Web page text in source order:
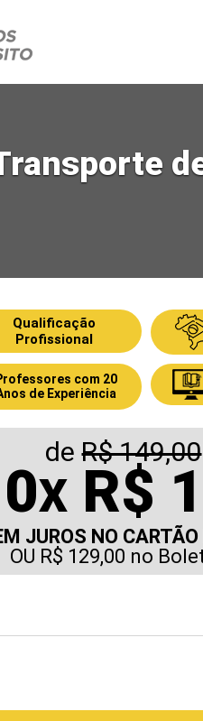
Qualificação
Profissional
com 20
de Experiência
deR$ 149,00
XR$
JUROS NO CARTÃO
OU R$ 129,00 no